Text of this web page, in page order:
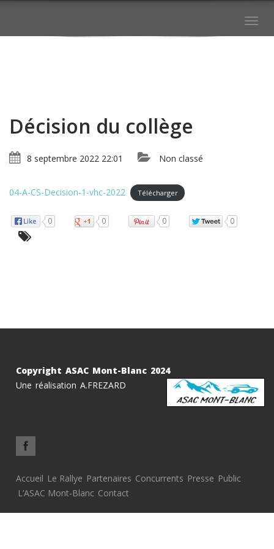
Décision du collège
8 septembre 2022 22:01 Non classé
04-A-CS-Decision-1-vhc-2022 Télécharger
0 0 0 0
Copyright ASAC Mont-Blanc 2024
Une réalisation A.FREZARD
Accueil Le Rallye Partenaires Concurrents Presse Public
L’ASAC Mont-Blanc Contact